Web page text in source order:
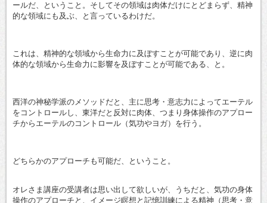
ールだ、ということ。そしてその領域は肉体だけにとどまらず、精神
的な領域にも及ぶ、と言っているわけだ。
これは、精神的な領域から生命力に及ぼすことが可能であり、逆に肉
体的な領域から生命力に影響を及ぼすことが可能である、と。
西洋の神秘学派のメソッドだと、主に思考・意志力によってエーテル
をコントロールし、東洋だと反対に肉体、つまり身体操作のアプロー
チからエーテルのコントロール（気功やヨガ）を行う。
どちらかのアプローチも可能だ、ということ。
オレさま講座の受講者は思い出して欲しいが、うちだと、気功の身体
操作のアプローチと、イメージ瞑想と記憶訓練による精神（思考・意